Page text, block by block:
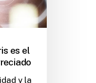
es el
y la